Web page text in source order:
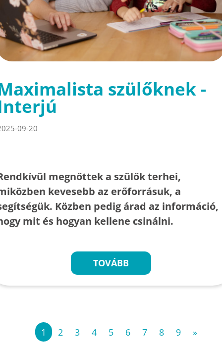
szülőknek -
09-20
megnőttek a szülők terhei,
kevesebb az erőforrásuk, a
Közben pedig árad az információ,
mit és hogyan kellene csinálni.
TOVÁBB
1 2 3 4 5 6 7 8 9 »